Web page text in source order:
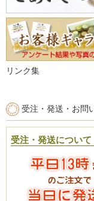
リンク集
受注・発送・お問
受注・発送について